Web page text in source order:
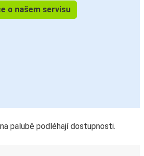
o našem servisu
palubě podléhají dostupnosti.